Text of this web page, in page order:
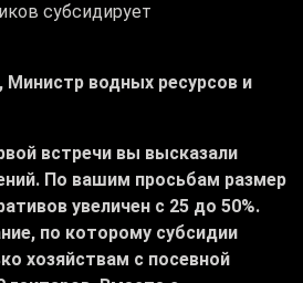
субсидирует
водных ресурсов и
встречи вы высказали
По вашим просьбам размер
увеличен с 25 до 50%.
по которому субсидии
хозяйствам с посевной